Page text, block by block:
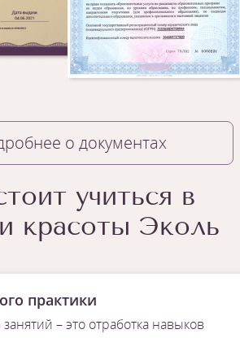
о документах
учиться в
красоты Эколь
практики
занятий – это отработка навыков